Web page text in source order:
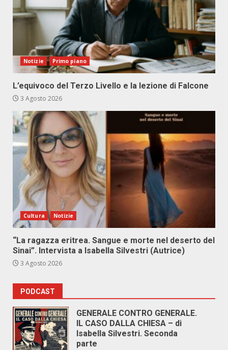
Notizie Primo piano
L’equivoco del Terzo Livello e la lezione di Falcone
3 Agosto 2026
Cultura Notizie
“La ragazza eritrea. Sangue e morte nel deserto del
Sinai”. Intervista a Isabella Silvestri (Autrice)
3 Agosto 2026
PODCAST
GENERALE CONTRO GENERALE.
IL CASO DALLA CHIESA – di
Isabella Silvestri. Seconda
parte